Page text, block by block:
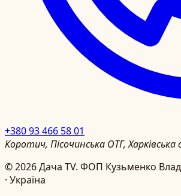
+380 93 466 58 01
Коротич, Пісочинська ОТГ, Харківська
©2026Дача TV. ФОП Кузьменко
· Україна